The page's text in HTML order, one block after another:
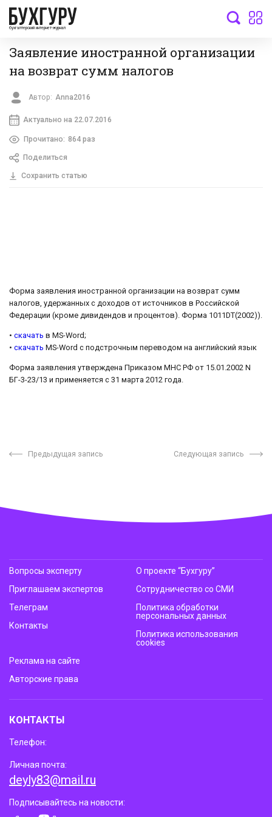
бухгалтерский интернет-журнал
Заявление иностранной организации
на возврат сумм налогов
Автор: Anna2016
Актуально на 22.07.2016
Прочитано: 864 раз
Поделиться
Сохранить статью
Форма заявления иностранной организации на возврат сумм
налогов, удержанных с доходов от источников в Российской
Федерации (кроме дивидендов и процентов). Форма 1011DT(2002)).
• скачать в MS-Word;
• скачать MS-Word с подстрочным переводом на английский язык
Форма заявления утверждена Приказом МНС РФ от 15.01.2002 N
БГ-3-23/13 и применяется с 31 марта 2012 года.
Предыдущая запись Следующая запись
Вопросы эксперту
Приглашаем экспертов
Телеграм
Контакты
О проекте “Бухгуру”
Сотрудничество со СМИ
Политика обработки
персональных данных
Политика использования
cookies
Реклама на сайте
Авторские права
КОНТАКТЫ
Телефон:
Личная почта:
deyly83@mail.ru
Подписывайтесь на новости: